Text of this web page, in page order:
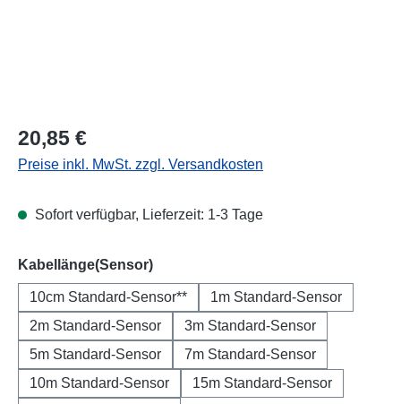
Regulärer Preis:
20,85 €
Preise inkl. MwSt. zzgl. Versandkosten
Sofort verfügbar, Lieferzeit: 1-3 Tage
Kabellänge(Sensor)auswählen
10cm Standard-Sensor**
1m Standard-Sensor
2m Standard-Sensor
3m Standard-Sensor
5m Standard-Sensor
7m Standard-Sensor
10m Standard-Sensor
15m Standard-Sensor